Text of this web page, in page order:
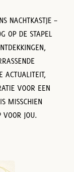
NACHTKASTJE –
OP DE STAPEL
ACTUALITEIT,
VOOR EEN
MISSCHIEN
VOOR JOU.